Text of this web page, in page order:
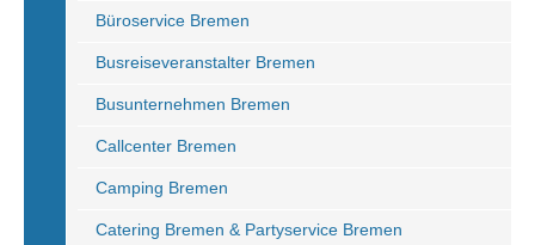
Büroservice Bremen
Busreiseveranstalter Bremen
Busunternehmen Bremen
Callcenter Bremen
Camping Bremen
Catering Bremen & Partyservice Bremen